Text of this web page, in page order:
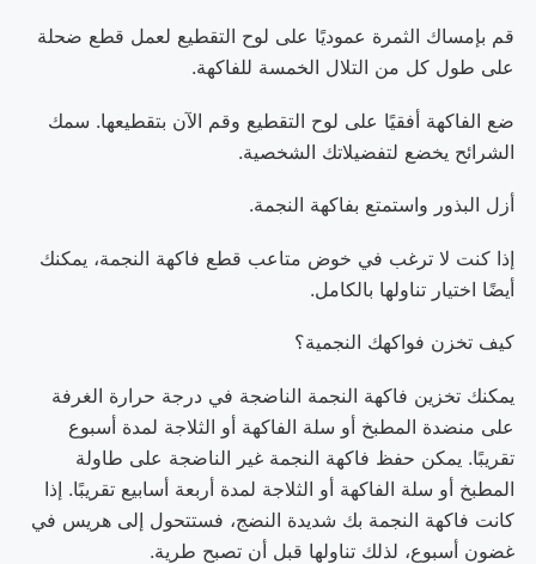
قم بإمساك الثمرة عموديًا على لوح التقطيع لعمل قطع ضحلة
على طول كل من التلال الخمسة للفاكهة.
ضع الفاكهة أفقيًا على لوح التقطيع وقم الآن بتقطيعها. سمك
الشرائح يخضع لتفضيلاتك الشخصية.
أزل البذور واستمتع بفاكهة النجمة.
إذا كنت لا ترغب في خوض متاعب قطع فاكهة النجمة، يمكنك
أيضًا اختيار تناولها بالكامل.
كيف تخزن فواكهك النجمية؟
يمكنك تخزين فاكهة النجمة الناضجة في درجة حرارة الغرفة
على منضدة المطبخ أو سلة الفاكهة أو الثلاجة لمدة أسبوع
تقريبًا. يمكن حفظ فاكهة النجمة غير الناضجة على طاولة
المطبخ أو سلة الفاكهة أو الثلاجة لمدة أربعة أسابيع تقريبًا. إذا
كانت فاكهة النجمة بك شديدة النضج، فستتحول إلى هريس في
غضون أسبوع، لذلك تناولها قبل أن تصبح طرية.